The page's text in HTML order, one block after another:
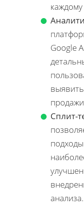
каждому
Google
Сплит-
анализа.